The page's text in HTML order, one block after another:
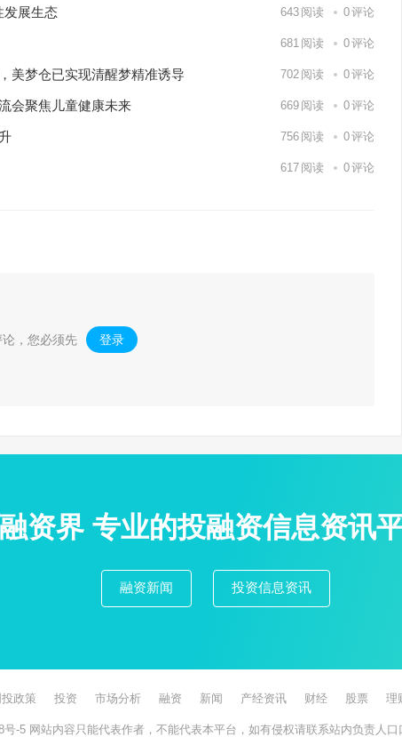
发展生态 643 阅读 0评论
681 阅读 0评论
美梦仓已实现清醒梦精准诱导 702 阅读 0评论
会聚焦儿童健康未来 669 阅读 0评论
756 阅读 0评论
617 阅读 0评论
，您必须先 登录 。
融资界 专业的投融资信息资讯
融资新闻 投资信息资讯
政策 投资 市场分析 融资 新闻 产经资讯 财经 股票 理
号-5 网站内容只能代表作者，不能代表本平台，如有侵权请联系站内负责人